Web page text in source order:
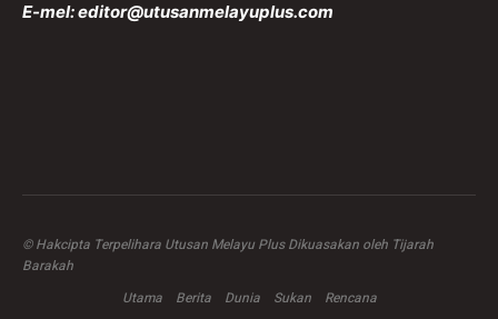
E-mel:editor@utusanmelayuplus.com
© Hakcipta Terpelihara Utusan Melayu Plus Dikuasakan oleh Tijarah
Barakah
Utama
Berita Dunia Sukan Rencana